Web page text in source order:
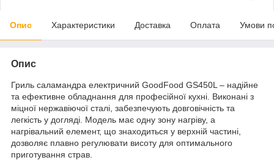
Опис Характеристики Доставка Оплата Умови
Опис
Гриль саламандра електричний GoodFood GS450L – надійне
та ефективне обладнання для професійної кухні. Виконані з
міцної нержавіючої сталі, забезпечують довговічність та
легкість у догляді. Модель має одну зону нагріву, а
нагрівальний елемент, що знаходиться у верхній частині,
дозволяє плавно регулювати висоту для оптимального
приготування страв.